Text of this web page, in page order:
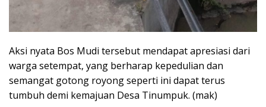
Aksi nyata Bos Mudi tersebut mendapat apresiasi dari
warga setempat, yang berharap kepedulian dan
semangat gotong royong seperti ini dapat terus
tumbuh demi kemajuan Desa Tinumpuk. (mak)